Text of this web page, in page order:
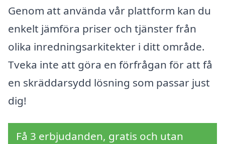
Genom att använda vår plattform kan du
enkelt jämföra priser och tjänster från
olika inredningsarkitekter i ditt område.
Tveka inte att göra en förfrågan för att få
en skräddarsydd lösning som passar just
dig!
Få 3 erbjudanden, gratis och utan